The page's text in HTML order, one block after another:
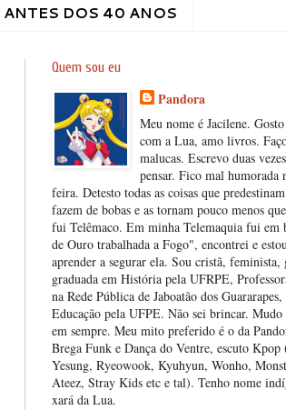
DOS 40 ANOS
Quem sou eu
Pandora
Meu nome é Jacilene.
com a Lua, amo livros.
malucas. Escrevo duas
pensar. Fico mal humorada
feira. Detesto todas as coisas que predestinam
fazem de bobas e as tornam pouco menos
fui Telêmaco. Em minha Telemaquia fui em
de Ouro trabalhada a Fogo", encontrei e
aprender a segurar ela. Sou cristã, feminista,
graduada em História pela UFRPE,
na Rede Pública de Jaboatão dos
Educação pela UFPE. Não sei brincar.
em sempre. Meu mito preferido é o da
Brega Funk e Dança do Ventre, escuto Kpop
Yesung, Ryeowook, Kyuhyun, Wonho,
Ateez, Stray Kids etc e tal). Tenho nome
xará da Lua.